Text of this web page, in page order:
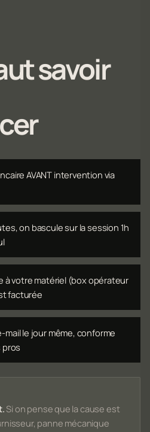
savoir
AVANT intervention via
on bascule sur la session 1h
à votre matériel (box opérateur
facturée
mail le jour même, conforme
pros
Si on pense que la cause est
panne mécanique